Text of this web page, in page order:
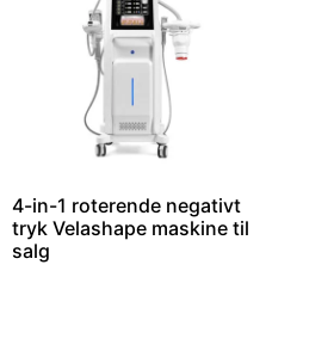
4-in-1 roterende negativt
tryk Velashape maskine til
salg